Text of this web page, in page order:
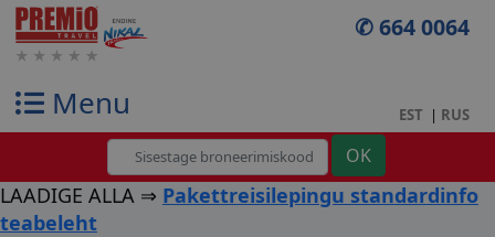
EST | RUS
✆ 664 0064
Menu
LAADIGE ALLA ⇒ Pakettreisilepingu standardinfo
teabeleht